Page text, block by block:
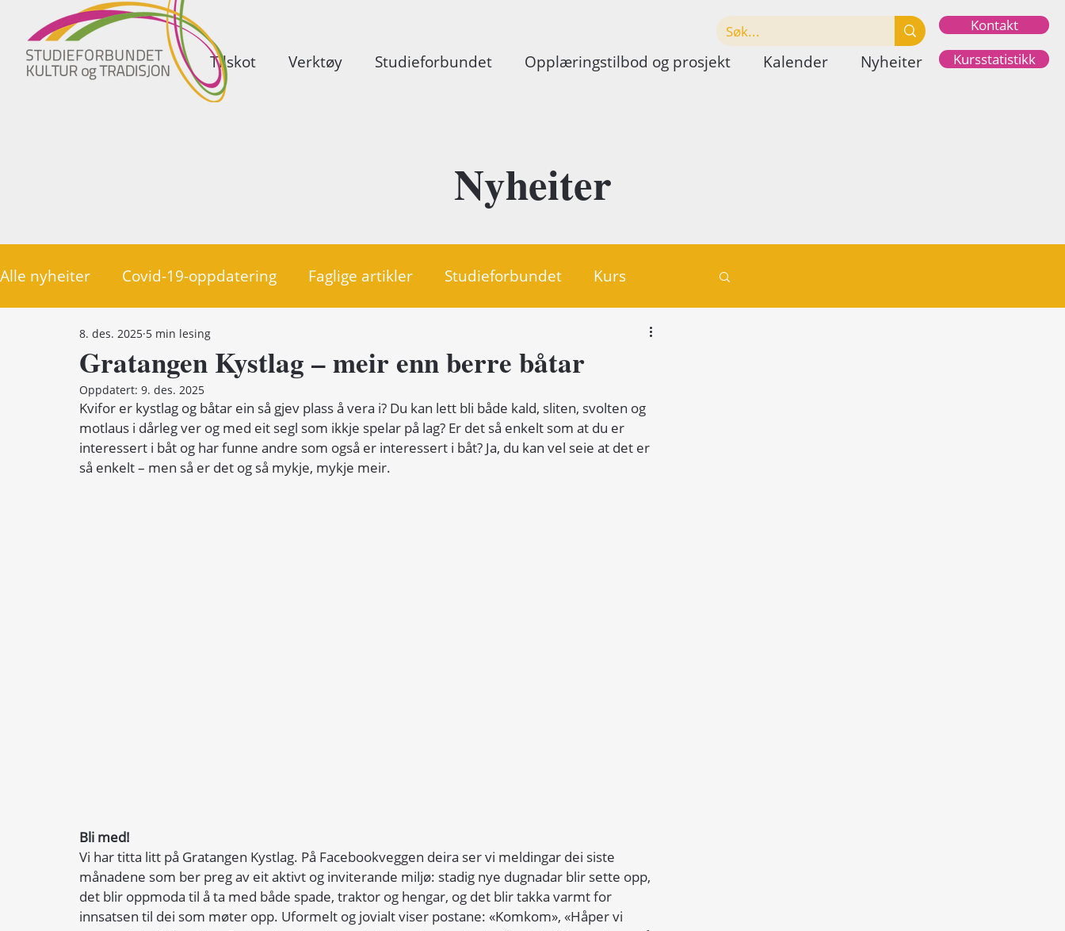
Kontakt
Kursstatistikk
Tilskot Verktøy Studieforbundet Opplæringstilbod og prosjekt Kalender Nyheiter
Nyheiter
Alle nyheiter Covid-19-oppdatering Faglige artikler Studieforbundet Kurs
Politikk Medlemsorganisasjonar
Gratangen Kystlag – meir enn berre båtar
8. des. 2025 5 min lesing
Oppdatert: 9. des. 2025
Kvifor er kystlag og båtar ein så gjev plass å vera i? Du kan lett bli både kald, sliten, svolten og
motlaus i dårleg ver og med eit segl som ikkje spelar på lag? Er det så enkelt som at du er
interessert i båt og har funne andre som også er interessert i båt? Ja, du kan vel seie at det er
så enkelt – men så er det og så mykje, mykje meir.
Bli med!
Vi har titta litt på Gratangen Kystlag. På Facebookveggen deira ser vi meldingar dei siste
månadene som ber preg av eit aktivt og inviterande miljø: stadig nye dugnadar blir sette opp,
det blir oppmoda til å ta med både spade, traktor og hengar, og det blir takka varmt for
innsatsen til dei som møter opp. Uformelt og jovialt viser postane: «Komkom», «Håper vi